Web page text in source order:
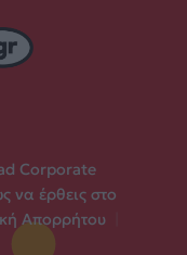
Corporate
να έρθεις στο
Απορρήτου